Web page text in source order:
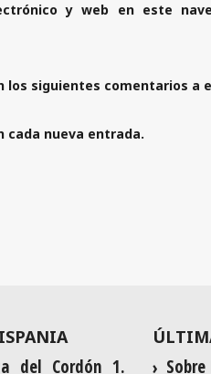
y web en este
los siguientes comentarios a
cada nueva entrada.
del Cordón 1.